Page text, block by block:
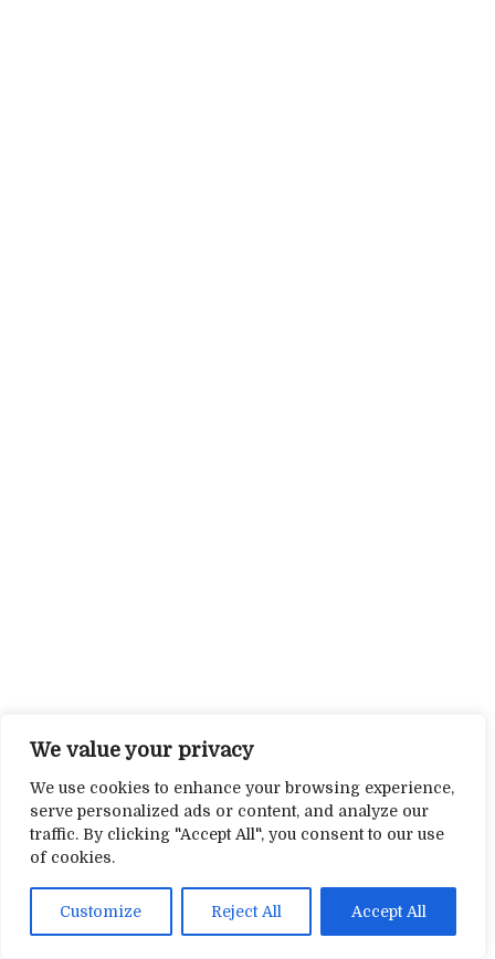
We value your privacy
We use cookies to enhance your browsing experience,
serve personalized ads or content, and analyze our
traffic. By clicking "Accept All", you consent to our use
of cookies.
Customize Reject All Accept All